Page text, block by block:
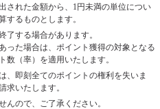
された金額から、1円未満の単位につい
するものとします。
了する場合があります。
った場合は、ポイント獲得の対象となる
数（率）を適用いたします。
、即刻全てのポイントの権利を失いま
求いたします。
んので、ご了承ください。